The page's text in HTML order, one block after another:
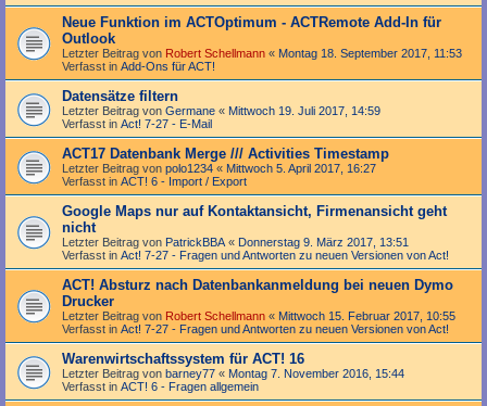
Neue Funktion im ACTOptimum - ACTRemote Add-In für
Outlook
Letzter Beitrag von Robert Schellmann « Montag 18. September 2017, 11:53
Verfasst in Add-Ons für ACT!
Datensätze filtern
Letzter Beitrag von Germane « Mittwoch 19. Juli 2017, 14:59
Verfasst in Act! 7-27 - E-Mail
ACT17 Datenbank Merge /// Activities Timestamp
Letzter Beitrag von polo1234 « Mittwoch 5. April 2017, 16:27
Verfasst in ACT! 6 - Import / Export
Google Maps nur auf Kontaktansicht, Firmenansicht geht
nicht
Letzter Beitrag von PatrickBBA « Donnerstag 9. März 2017, 13:51
Verfasst in Act! 7-27 - Fragen und Antworten zu neuen Versionen von Act!
ACT! Absturz nach Datenbankanmeldung bei neuen Dymo
Drucker
Letzter Beitrag von Robert Schellmann « Mittwoch 15. Februar 2017, 10:55
Verfasst in Act! 7-27 - Fragen und Antworten zu neuen Versionen von Act!
Warenwirtschaftssystem für ACT! 16
Letzter Beitrag von barney77 « Montag 7. November 2016, 15:44
Verfasst in ACT! 6 - Fragen allgemein